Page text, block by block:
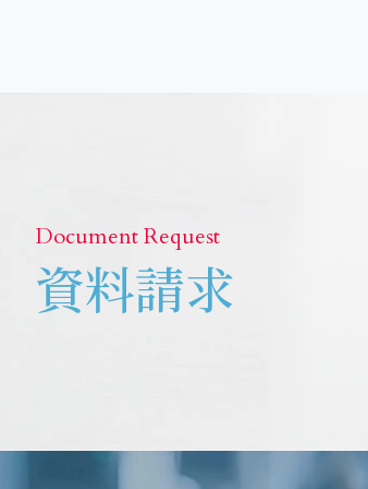
Document Request
資料請求